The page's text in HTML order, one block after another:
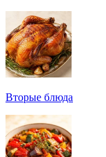
Вторые блюда